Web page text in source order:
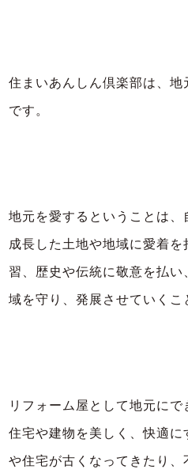
住まいあんしん倶楽部は、
です。
地元を愛するということは、
成長した土地や地域に愛着
習、歴史や伝統に敬意を払
域を守り、発展させていくこ
リフォーム屋として地元に
住宅や建物を美しく、快適
や住宅が古くなってきたり、